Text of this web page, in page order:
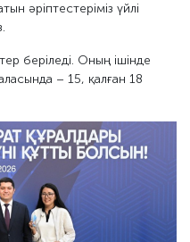
әріптестеріміз үйлі
беріледі. Оның ішінде
– 15, қалған 18